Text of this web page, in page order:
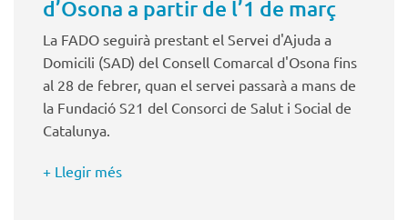
d’Osona a partir de l’1 de març
La FADO seguirà prestant el Servei d'Ajuda a
Domicili (SAD) del Consell Comarcal d'Osona fins
al 28 de febrer, quan el servei passarà a mans de
la Fundació S21 del Consorci de Salut i Social de
Catalunya.
+ Llegir més